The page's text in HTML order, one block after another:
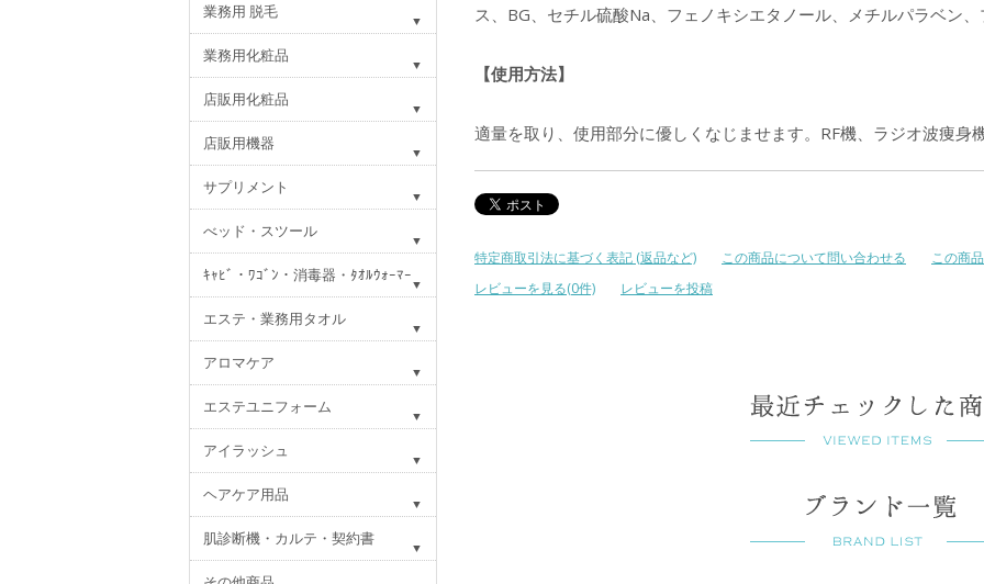
ス、BG、セチル硫酸Na、フェノキシエタノール、メチルパラベン
【使用方法】
適量を取り、使用部分に優しくなじませます。RF機、ラジオ波痩身
特定商取引法に基づく表記 (返品など) この商品について問い合わせる この商
レビューを見る(0件)
レビューを投稿
業務用 脱毛
業務用化粧品
店販用化粧品
店販用機器
サプリメント
べッド・スツール
ｷｬﾋﾞ・ﾜｺﾞﾝ・消毒器・ﾀｵﾙｳｫｰﾏｰ
エステ・業務用タオル
アロマケア
エステユニフォーム
アイラッシュ
ヘアケア用品
肌診断機・カルテ・契約書